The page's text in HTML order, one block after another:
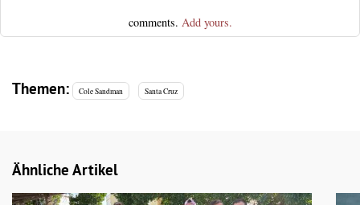
comments. Add yours.
Themen: Cole Sandman Santa Cruz
Ähnliche Artikel